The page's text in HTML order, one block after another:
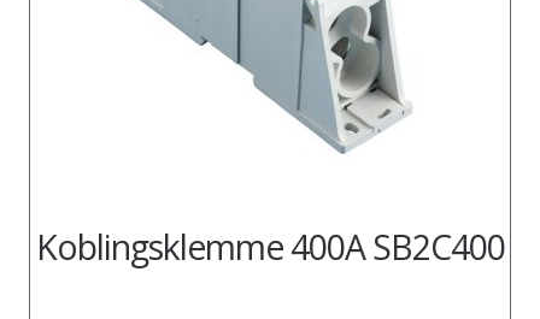
Koblingsklemme 400A SB2C400